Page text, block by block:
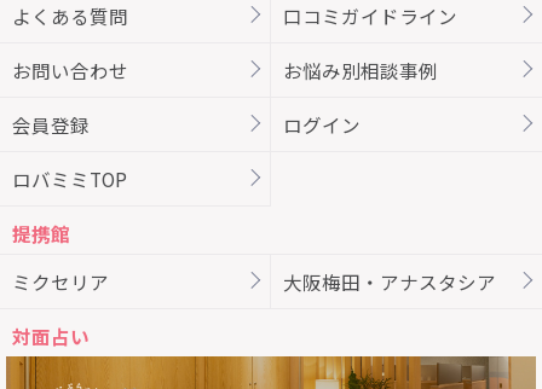
よくある質問 口コミガイドライン
お問い合わせ お悩み別相談事例
会員登録 ログイン
ロバミミTOP
提携館
ミクセリア
大阪梅田・アナスタシア
対面占い